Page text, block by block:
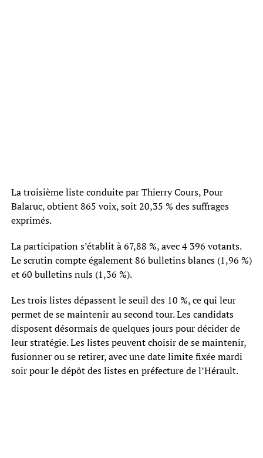
La troisième liste conduite par Thierry Cours, Pour
Balaruc, obtient 865 voix, soit 20,35 % des suffrages
exprimés.
La participation s’établit à 67,88 %, avec 4 396 votants.
Le scrutin compte également 86 bulletins blancs (1,96 %)
et 60 bulletins nuls (1,36 %).
Les trois listes dépassent le seuil des 10 %, ce qui leur
permet de se maintenir au second tour. Les candidats
disposent désormais de quelques jours pour décider de
leur stratégie. Les listes peuvent choisir de se maintenir,
fusionner ou se retirer, avec une date limite fixée mardi
soir pour le dépôt des listes en préfecture de l’Hérault.